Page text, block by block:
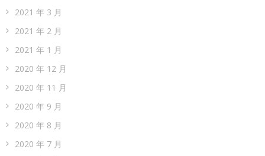
2021 年 3 月
2021 年 2 月
2021 年 1 月
2020 年 12 月
2020 年 11 月
2020 年 9 月
2020 年 8 月
2020 年 7 月